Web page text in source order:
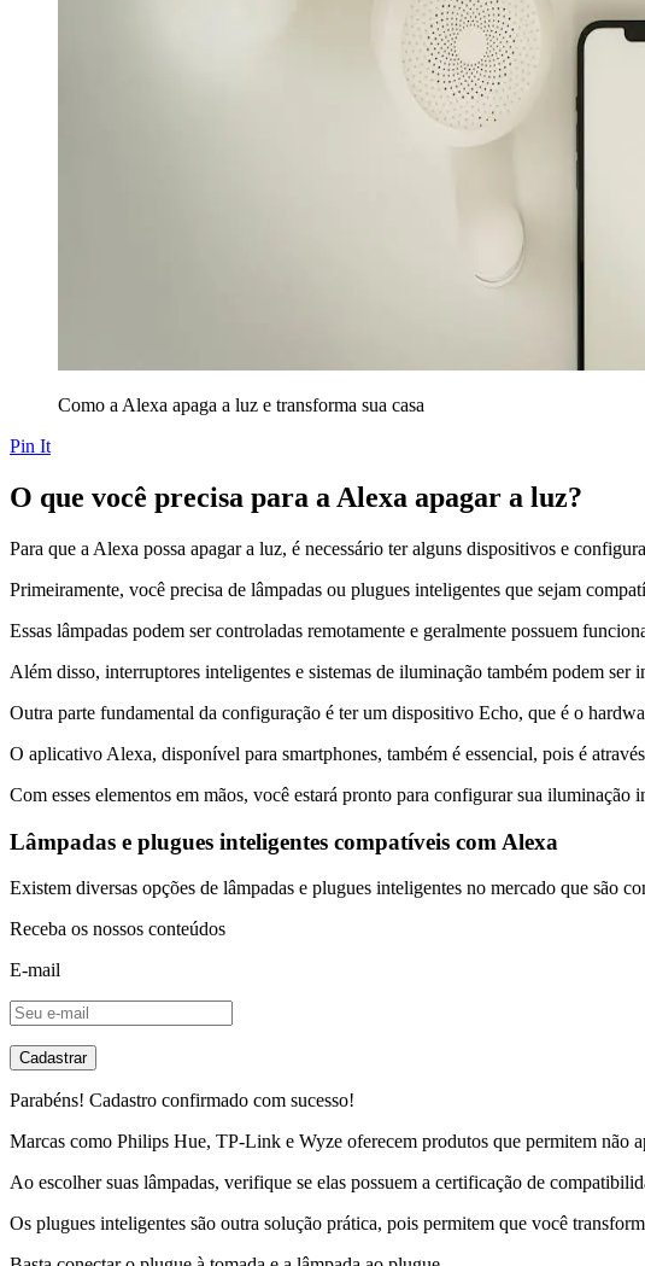
Como a Alexa apaga a luz e transforma sua casa
Pin It
O que você precisa para a Alexa apagar a luz?
Para que a Alexa possa apagar a luz, é necessário ter alguns dispositivos e
Primeiramente, você precisa de lâmpadas ou plugues inteligentes que sejam
Essas lâmpadas podem ser controladas remotamente e geralmente possuem
Além disso, interruptores inteligentes e sistemas de iluminação também podem
Outra parte fundamental da configuração é ter um dispositivo Echo, que é o
O aplicativo Alexa, disponível para smartphones, também é essencial, pois é
Com esses elementos em mãos, você estará pronto para configurar sua
Lâmpadas e plugues inteligentes compatíveis com Alexa
Existem diversas opções de lâmpadas e plugues inteligentes no mercado que são
Receba os nossos conteúdos
E-mail
Cadastrar
Parabéns! Cadastro confirmado com sucesso!
Marcas como Philips Hue, TP-Link e Wyze oferecem produtos que permitem não
Ao escolher suas lâmpadas, verifique se elas possuem a certificação de
Os plugues inteligentes são outra solução prática, pois permitem que você